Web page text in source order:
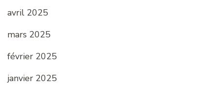
avril 2025
mars 2025
février 2025
janvier 2025